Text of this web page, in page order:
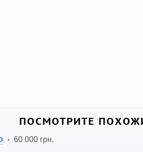
ПОСМОТРИТЕ
• 60 000 грн.